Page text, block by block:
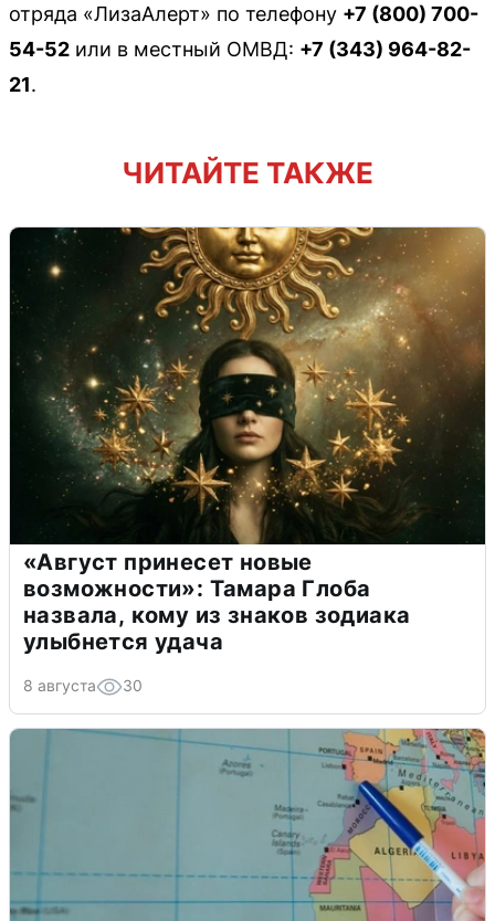
отряда «ЛизаАлерт» по телефону +7 (800) 700-
54-52 или в местный ОМВД: +7 (343) 964-82-
21.
ЧИТАЙТЕ ТАКЖЕ
«Август принесет новые
возможности»: Тамара Глоба
назвала, кому из знаков зодиака
улыбнется удача
8 августа 30